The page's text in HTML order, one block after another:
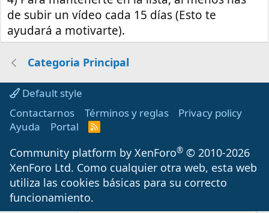
de subir un vídeo cada 15 días (Esto te
ayudará a motivarte).
Categoria Principal
Default style
Contactarnos
Términos y reglas
Privacy policy
Ayuda
Portal
R
S
Community platform by XenForo® © 2010-2026
XenForo Ltd. Como cualquier otra web, esta web
utiliza las cookies básicas para su correcto
funcionamiento.